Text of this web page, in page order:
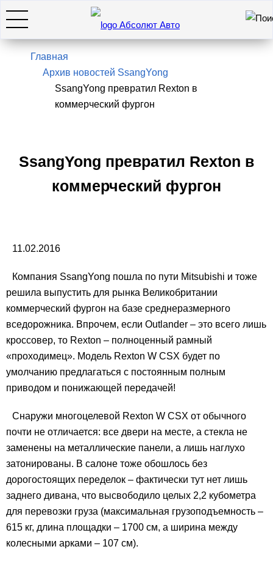
7(495)966-28-26
SsangYong / KGM
Оставить заявку
Искать
Главная
Архив новостей SsangYong
SsangYong превратил Rexton в
коммерческий фургон
SsangYong превратил Rexton в
коммерческий фургон
11.02.2016
Компания SsangYong пошла по пути Mitsubishi и тоже
решила выпустить для рынка Великобритании
коммерческий фургон на базе среднеразмерного
вседорожника. Впрочем, если Outlander – это всего лишь
кроссовер, то Rexton – полноценный рамный
«проходимец». Модель Rexton W CSX будет по
умолчанию предлагаться с постоянным полным
приводом и понижающей передачей!
Снаружи многоцелевой Rexton W CSX от обычного
почти не отличается: все двери на месте, а стекла не
заменены на металлические панели, а лишь наглухо
затонированы. В салоне тоже обошлось без
дорогостоящих переделок – фактически тут нет лишь
заднего дивана, что высвободило целых 2,2 кубометра
для перевозки груза (максимальная грузоподъемность –
615 кг, длина площадки – 1700 см, а ширина между
колесными арками – 107 см).